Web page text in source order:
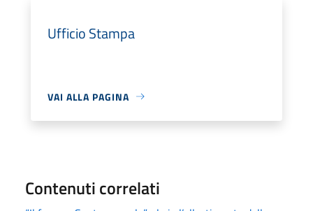
Ufficio Stampa
VAI ALLA PAGINA
Contenuti correlati